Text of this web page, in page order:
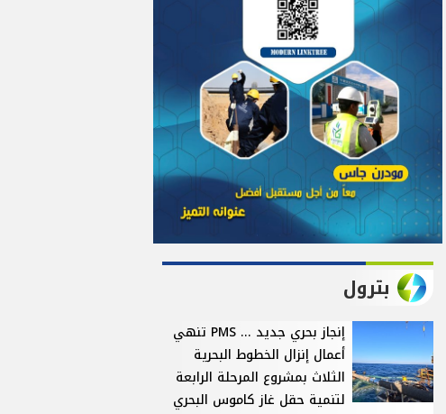
بترول
إنجاز بحري جديد ... PMS تنهي
أعمال إنزال الخطوط البحرية
الثلاث بمشروع المرحلة الرابعة
لتنمية حقل غاز كاموس البحري